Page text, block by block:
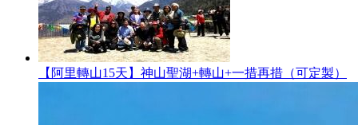
【阿里轉山15天】神山聖湖+轉山+一措再措（可定製）